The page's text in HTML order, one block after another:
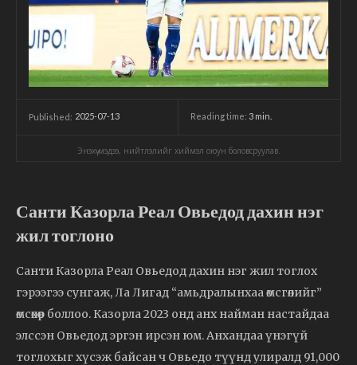
Published: 2025-07-13 Reading time: 3 min.
Энэхүү мэдээ, нийтлэлийг хиймэл оюун боловсруулав.
Санти Казорла Реал Овьедод дахин нэг
жил тоглоно
Санти Казорла Реал Овьедод дахин нэг жил тоглох
гэрээгээ сунгаж, Ла Лигад “амьдралынхаа өмсгөлийг”
өмсөхөөр боллоо. Казорла 2023 онд анх найман настайдаа
элссэн Овьедод эргэн ирсэн юм. Анхандаа үнэгүй
тоглохыг хүсэж байсан ч Овьедо түүнд улиралд 91,000